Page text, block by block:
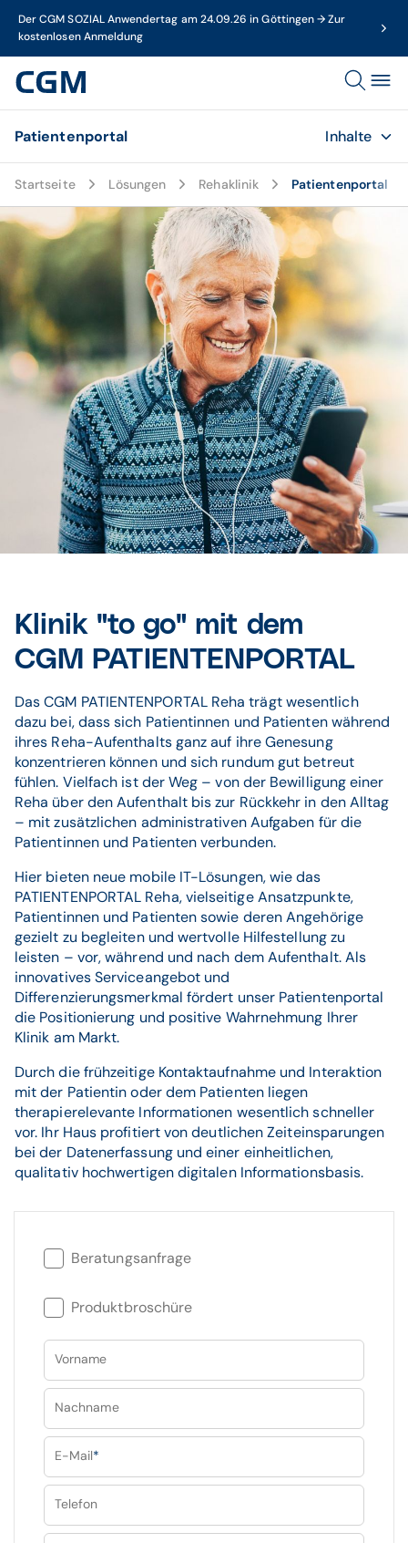
Der CGM SOZIAL Anwendertag am 24.09.26 in Göttingen → Zur
kostenlosen Anmeldung
Patientenportal Inhalte
Startseite Lösungen Rehaklinik Patientenportal
Klinik "to go" mit dem
CGM PATIENTENPORTAL
Das CGM PATIENTENPORTAL Reha trägt wesentlich
dazu bei, dass sich Patientinnen und Patienten während
ihres Reha-Aufenthalts ganz auf ihre Genesung
konzentrieren können und sich rundum gut betreut
fühlen. Vielfach ist der Weg – von der Bewilligung einer
Reha über den Aufenthalt bis zur Rückkehr in den Alltag
– mit zusätzlichen administrativen Aufgaben für die
Patientinnen und Patienten verbunden.
Hier bieten neue mobile IT-Lösungen, wie das
PATIENTENPORTAL Reha, vielseitige Ansatzpunkte,
Patientinnen und Patienten sowie deren Angehörige
gezielt zu begleiten und wertvolle Hilfestellung zu
leisten – vor, während und nach dem Aufenthalt. Als
innovatives Serviceangebot und
Differenzierungsmerkmal fördert unser Patientenportal
die Positionierung und positive Wahrnehmung Ihrer
Klinik am Markt.
Durch die frühzeitige Kontaktaufnahme und Interaktion
mit der Patientin oder dem Patienten liegen
therapierelevante Informationen wesentlich schneller
vor. Ihr Haus profitiert von deutlichen Zeiteinsparungen
bei der Datenerfassung und einer einheitlichen,
qualitativ hochwertigen digitalen Informationsbasis.
Beratungsanfrage
Produktbroschüre
Vorname
Nachname
E-Mail*
Telefon